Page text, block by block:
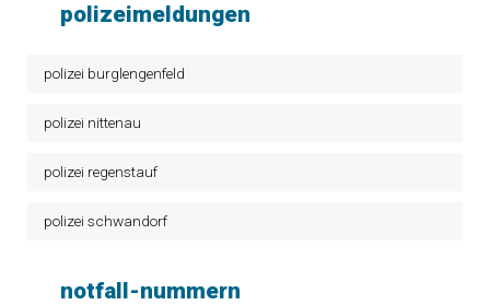
polizeimeldungen
polizei burglengenfeld
polizei nittenau
polizei regenstauf
polizei schwandorf
notfall-nummern